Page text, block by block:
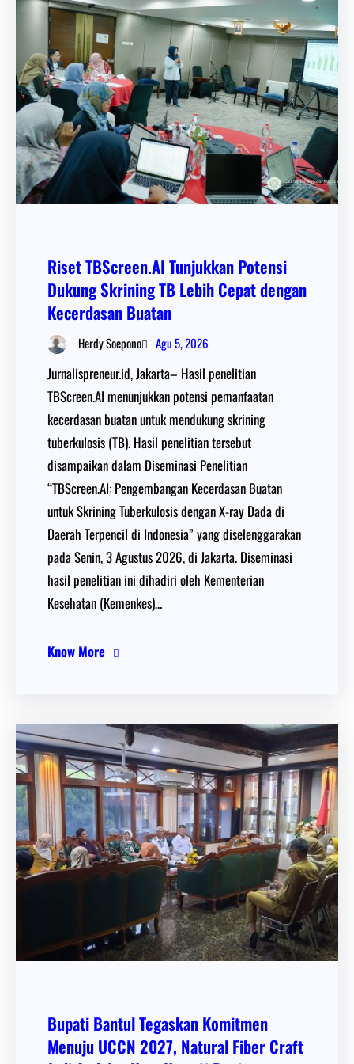
Riset TBScreen.AI Tunjukkan Potensi
Dukung Skrining TB Lebih Cepat dengan
Kecerdasan Buatan
Herdy Soepono Agu 5, 2026
Jurnalispreneur.id, Jakarta– Hasil penelitian
TBScreen.AI menunjukkan potensi pemanfaatan
kecerdasan buatan untuk mendukung skrining
tuberkulosis (TB). Hasil penelitian tersebut
disampaikan dalam Diseminasi Penelitian
“TBScreen.AI: Pengembangan Kecerdasan Buatan
untuk Skrining Tuberkulosis dengan X-ray Dada di
Daerah Terpencil di Indonesia” yang diselenggarakan
pada Senin, 3 Agustus 2026, di Jakarta. Diseminasi
hasil penelitian ini dihadiri oleh Kementerian
Kesehatan (Kemenkes)…
Know More
Bupati Bantul Tegaskan Komitmen
Menuju UCCN 2027, Natural Fiber Craft